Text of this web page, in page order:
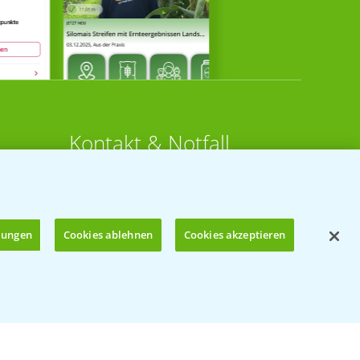
Kontakt & Notfall
KONTAKT
T.+49 (0)214/30-20220
Cookies ablehnen Cookies akzeptieren